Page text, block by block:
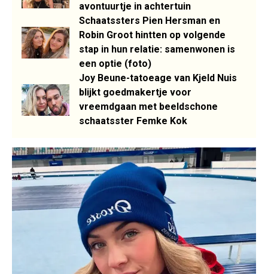
avontuurtje in achtertuin
Schaatssters Pien Hersman en
Robin Groot hintten op volgende
stap in hun relatie: samenwonen is
een optie (foto)
Joy Beune-tatoeage van Kjeld Nuis
blijkt goedmakertje voor
vreemdgaan met beeldschone
schaatsster Femke Kok